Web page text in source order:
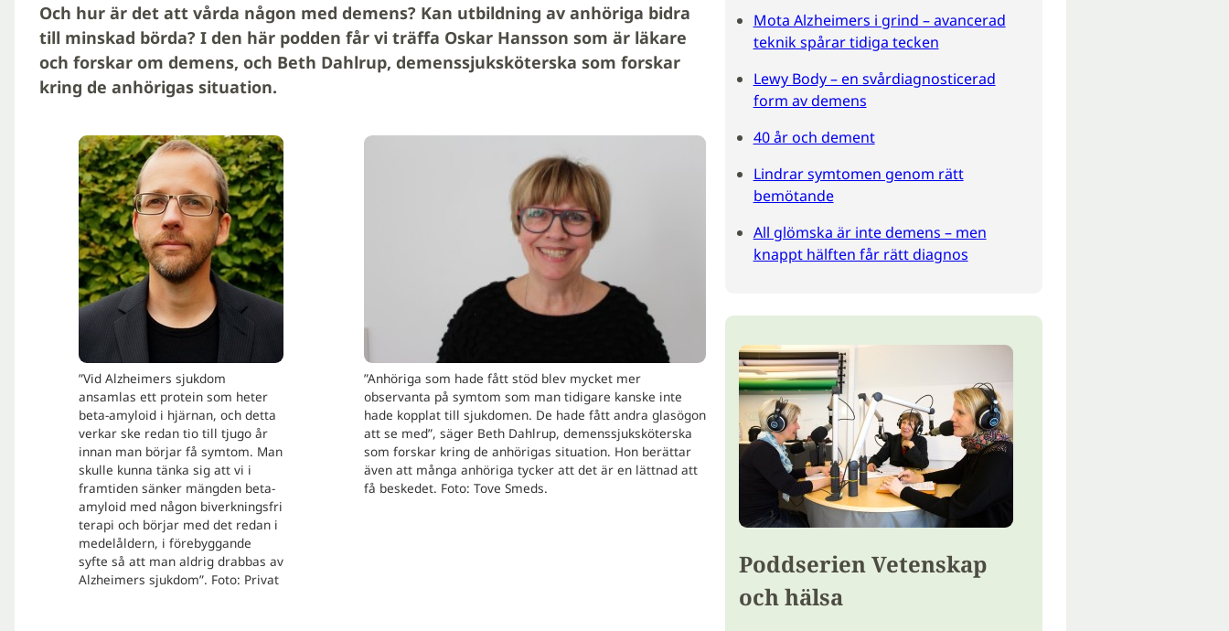
Och hur är det att vårda någon med demens? Kan utbildning av anhöriga bidra
till minskad börda? I den här podden får vi träffa Oskar Hansson som är läkare
och forskar om demens, och Beth Dahlrup, demenssjuksköterska som forskar
kring de anhörigas situation.
”Vid Alzheimers sjukdom
ansamlas ett protein som heter
beta-amyloid i hjärnan, och detta
verkar ske redan tio till tjugo år
innan man börjar få symtom. Man
skulle kunna tänka sig att vi i
framtiden sänker mängden beta-
amyloid med någon biverkningsfri
terapi och börjar med det redan i
medelåldern, i förebyggande
syfte så att man aldrig drabbas av
Alzheimers sjukdom”. Foto: Privat
”Anhöriga som hade fått stöd blev mycket mer
observanta på symtom som man tidigare kanske inte
hade kopplat till sjukdomen. De hade fått andra glasögon
att se med”, säger Beth Dahlrup, demenssjuksköterska
som forskar kring de anhörigas situation. Hon berättar
även att många anhöriga tycker att det är en lättnad att
få beskedet. Foto: Tove Smeds.
Mota Alzheimers i grind – avancerad
teknik spårar tidiga tecken
Lewy Body – en svårdiagnosticerad
form av demens
40 år och dement
Lindrar symtomen genom rätt
bemötande
All glömska är inte demens – men
knappt hälften får rätt diagnos
Poddserien Vetenskap
och hälsa